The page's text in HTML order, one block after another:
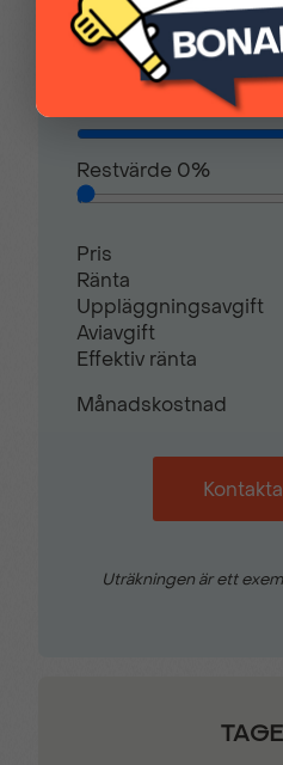
Kontantinsats56
Avbetalningstid60
Restvärde 0%
Pris
Ränta
Uppläggningsavgift
Aviavgift
Effektiv ränta
Månadskostnad
Uträkningen är ett